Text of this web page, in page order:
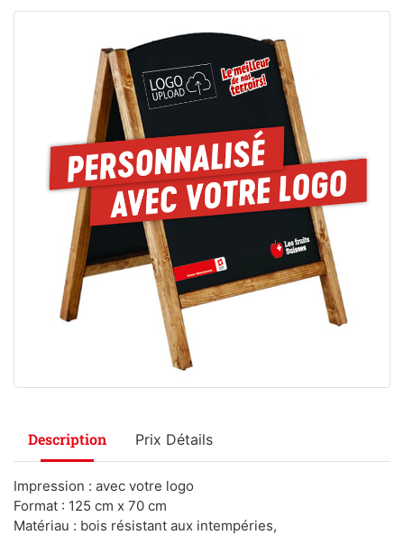
Description Prix Détails
Impression : avec votre logo
Format : 125 cm x 70 cm
Matériau : bois résistant aux intempéries,